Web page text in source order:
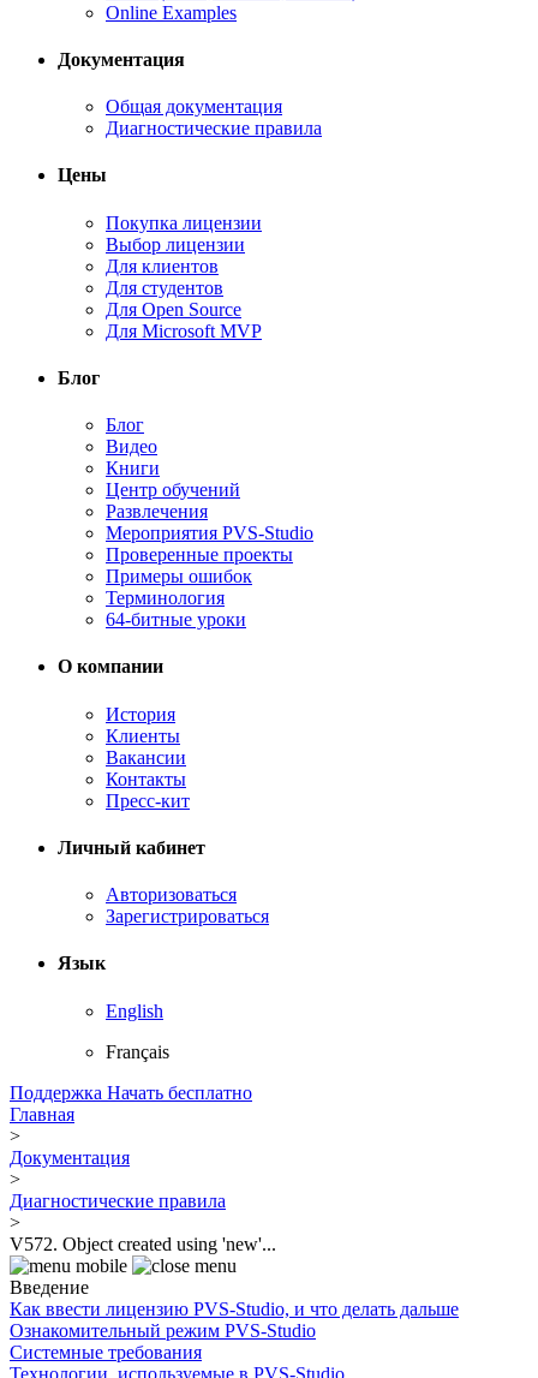
Online Examples
Документация
Общая документация
Диагностические правила
Цены
Покупка лицензии
Выбор лицензии
Для клиентов
Для студентов
Для Open Source
Для Microsoft MVP
Блог
Блог
Видео
Книги
Центр обучений
Развлечения
Мероприятия PVS-Studio
Проверенные проекты
Примеры ошибок
Терминология
64-битные уроки
О компании
История
Клиенты
Вакансии
Контакты
Пресс-кит
Личный кабинет
Авторизоваться
Зарегистрироваться
Язык
English
Français
Поддержка Начать бесплатно
Главная
>
Документация
>
Диагностические правила
>
V572. Object created using 'new'...
Введение
Как ввести лицензию PVS-Studio, и что делать дальше
Ознакомительный режим PVS-Studio
Системные требования
Технологии, используемые в PVS-Studio